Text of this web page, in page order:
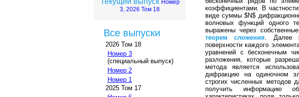
Номер
3, 2026 Том 18
Все выпуски
2026 Том 18
Номер 3
(специальный выпуск)
Номер 2
Номер 1
2025 Том 17
коэффициентами. В
виде суммы $N$
волновых функций одного
выражены через
теорем
сложения. Далее
поверхности каждого
уравнений с бесконечным
разложения, которые
метода является
дифракцию на одиночном
строгих численных методов
получить информацию